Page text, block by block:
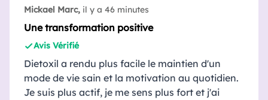
Mickael Marc, il y a 46 minutes
Une transformation positive
Avis Vérifié
Dietoxil a rendu plus facile le maintien d'un
mode de vie sain et la motivation au quotidien.
Je suis plus actif, je me sens plus fort et j'ai